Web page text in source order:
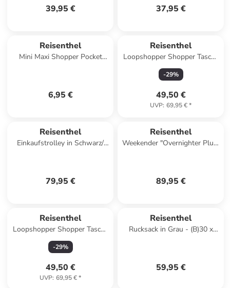
39,95 € 37,95 €
Reisenthel
Mini Maxi Shopper Pocket
6,95 €
Reisenthel
Loopshopper Shopper Tasche
L 46 cm in jacquard grey
-29%
49,50 €
UVP: 69,95 €*
Reisenthel
Einkaufstrolley in Schwarz/
79,95 €
Reisenthel
Weekender "Overnighter Plus"
89,95 €
Reisenthel
Loopshopper Shopper Tasche
L 46 cm in jacquard rose
-29%
49,50 €
UVP: 69,95 €*
Reisenthel
Rucksack in Grau - (B)30 x
59,95 €